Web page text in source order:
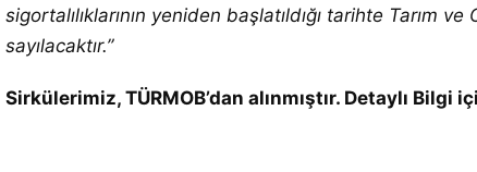
sigortalılıklarının yeniden başlatıldığı tarihte Tarım
sayılacaktır.”
Sirkülerimiz, TÜRMOB’dan alınmıştır. Detaylı